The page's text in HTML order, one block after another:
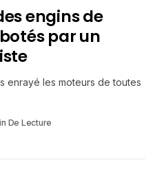
engins de
par un
enrayé les moteurs de toutes
De Lecture